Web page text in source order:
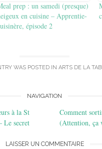
prep : un samedi (presque)
en cuisine – Apprentie-
épisode 2
WAS POSTED IN ARTS DE LA
NAVIGATION
à la St
secret
Comment
(Attention, ça
LAISSER UN COMMENTAIRE